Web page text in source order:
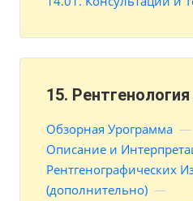
15. Рентгенология
Обзорная Урограмма —
Описание и
Рентгенографических
(дополнительно) —